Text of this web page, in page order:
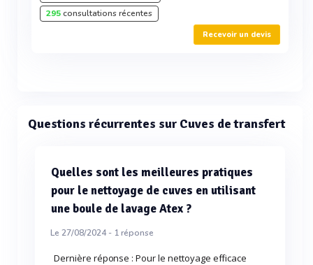
295consultations récentes
Recevoir un devis
Questions récurrentes sur Cuves de transfert
Quelles sont les meilleures pratiques
pour le nettoyage de cuves en utilisant
une boule de lavage Atex ?
Le 27/08/2024 - 1réponse
Dernière réponse : Pour le nettoyage efficace